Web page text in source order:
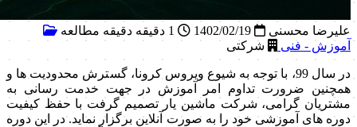
علیرضا محسنی
آموزش - فنی
شرکتی
در سال 99، با توجه به شیوع ویروس کرونا، گسترش محدودیت ها و
همچنین ضرورت تداوم امر آموزش در جهت خدمت رسانی به
مشتریان گرامی، شرکت ماشین یار تصمیم گرفت با حفظ کیفیت
دوره های آموزشی خود را به صورت آنلاین برگزار نماید. در این دوره